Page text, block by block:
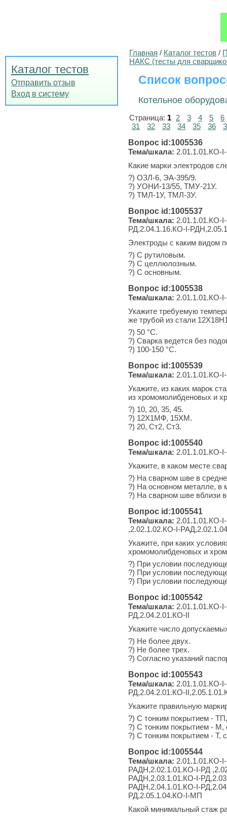
Каталог тестов
Отправить отзыв
Вход в систему
Главная / Каталог тестов /
НАКС (тесты для
Список
Котельное
Страница: 1 2 3 4 5
6
31
32 33 34 35 36
Вопрос id:1005536
Тема/шкала: 2.01.1.01.КО-
Какие марки электродов
?) ОЗЛ-6, ЭА-395/9.
?) УОНИ-13/55, ТМУ-21У.
?) ТМЛ-1У, ТМЛ-3У.
Вопрос id:1005537
Тема/шкала: 2.01.1.01.КО-
РД,2.04.1.16.КО-I-
Электроды с каким видом
?) С рутиловым.
?) С целлюлозным.
?) С основным.
Вопрос id:1005538
Тема/шкала: 2.01.1.01.КО-
Укажите требуемую
же трубой из стали
?) 50 °С.
?) Сварка ведется без
?) 100-150 °С.
Вопрос id:1005539
Тема/шкала: 2.01.1.01.КО-
Укажите, из каких марок
из хромомолибденовых и
?) 10, 20, 35, 45.
?) 12Х1МФ, 15ХМ.
?) 20, Ст2, Ст3.
Вопрос id:1005540
Тема/шкала: 2.01.1.01.КО-
Укажите, в каком месте
?) На сварном шве в
?) На основном металле, в
?) На сварном шве вблизи
Вопрос id:1005541
Тема/шкала: 2.01.1.01.КО-
,2.02.1.02.КО-I-
Укажите, при каких
хромомолибденовых и
?) При условии
?) При условии
?) При условии
Вопрос id:1005542
Тема/шкала: 2.01.1.01.КО-
РД,2.04.2.01.КО-II
Укажите число
?) Не более двух.
?) Не более трех.
?) Согласно указаний
Вопрос id:1005543
Тема/шкала: 2.01.1.01.КО-
РД,2.04.2.01.КО-
Укажите правильную
?) С тонким покрытием -
?) С тонким покрытием - М,
?) С тонким покрытием - Т,
Вопрос id:1005544
Тема/шкала: 2.01.1.01.КО-
РАДН,2.02.1.01.КО-I-РД
РАДН,2.03.1.01.КО-I-
РАДН,2.04.1.01.КО-I-
РД,2.05.1.04.КО-I-МП
Какой минимальный стаж